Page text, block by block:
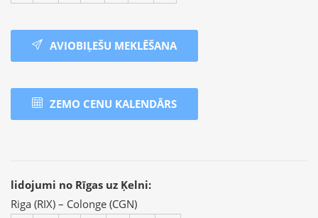
AVIOBIĻEŠU MEKLĒŠANA
ZEMO CENU KALENDĀRS
lidojumi no Rīgas uz Ķelni:
Riga (RIX) – Сolonge (CGN)